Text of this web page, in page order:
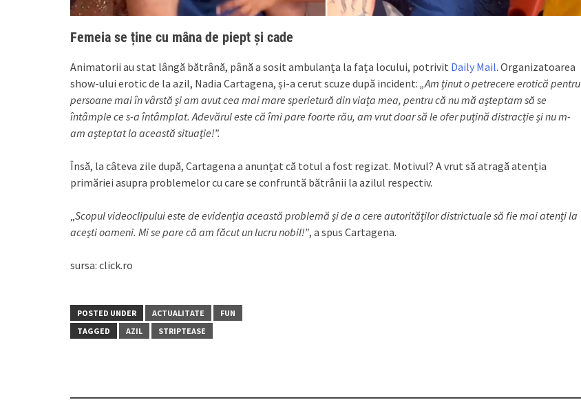
Femeia se ține cu mâna de piept și cade
Animatorii au stat lângă bătrână, până a sosit ambulanța la fața locului, potrivit Daily Mail. Organizatoarea
show-ului erotic de la azil, Nadia Cartagena, și-a cerut scuze după incident: „Am ținut o petrecere erotică pentru
persoane mai în vârstă și am avut cea mai mare sperietură din viața mea, pentru că nu mă așteptam să se
întâmple ce s-a întâmplat. Adevărul este că îmi pare foarte rău, am vrut doar să le ofer puțină distracție și nu m-
am așteptat la această situație!”.
Însă, la câteva zile după, Cartagena a anunțat că totul a fost regizat. Motivul? A vrut să atragă atenția
primăriei asupra problemelor cu care se confruntă bătrânii la azilul respectiv.
„Scopul videoclipului este de evidenția această problemă și de a cere autorităților districtuale să fie mai atenți la
acești oameni. Mi se pare că am făcut un lucru nobil!”, a spus Cartagena.
sursa: click.ro
POSTED UNDER ACTUALITATE
FUN
TAGGED
AZIL STRIPTEASE